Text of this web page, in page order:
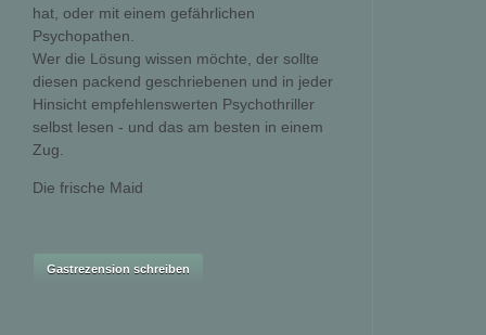
hat, oder mit einem gefährlichen
Psychopathen.
Wer die Lösung wissen möchte, der sollte
diesen packend geschriebenen und in jeder
Hinsicht empfehlenswerten Psychothriller
selbst lesen - und das am besten in einem
Zug.
Die frische Maid